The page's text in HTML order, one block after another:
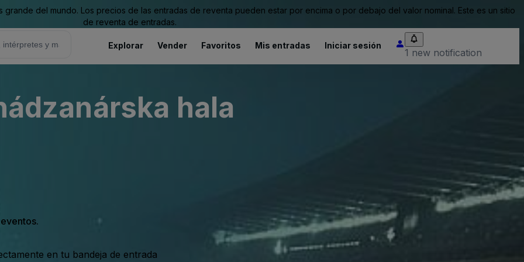
del mundo. Los precios de las entradas de reventa pueden estar por encima o por debajo del valor nominal. Este es un sitio
de reventa de entradas.
Explorar Vender Favoritos Mis entradas Iniciar sesión
1 new notification
hala
en tu bandeja de entrada